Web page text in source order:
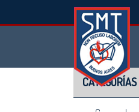
Instituto
San
Martín
de
Tours
CATEGORÍAS